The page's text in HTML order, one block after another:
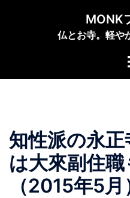
MONK
仏とお寺。軽や
知性派の永
は大來副住
（2015年5月